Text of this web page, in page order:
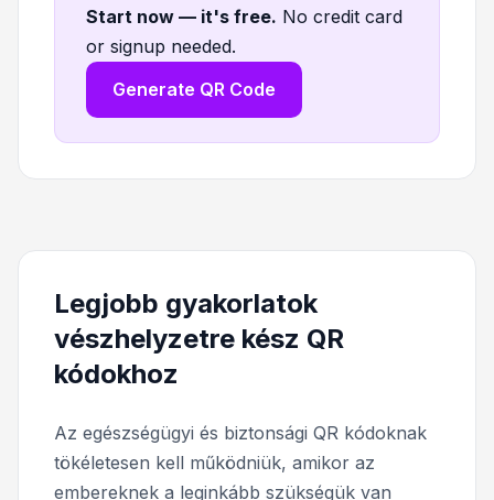
Start now — it's free. No credit card
or signup needed.
Generate QR Code
Legjobb gyakorlatok
vészhelyzetre kész QR
kódokhoz
Az egészségügyi és biztonsági QR kódoknak
tökéletesen kell működniük, amikor az
embereknek a leginkább szükségük van